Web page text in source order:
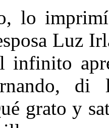
lo
Luz
infinito
grato y